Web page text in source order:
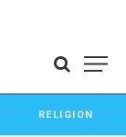
RELIGION